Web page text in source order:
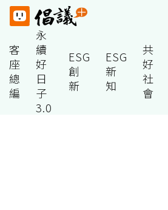
客
座
總
編
永
續
好
日
子
3.0
ESG
創
新
ESG
新
知
共
好
社
會